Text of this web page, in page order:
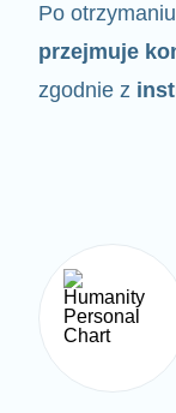
przejmuje
zgodnie z